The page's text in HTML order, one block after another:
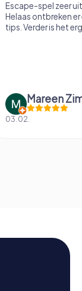
Escape-spel zeer
Helaas ontbreken er
tips. Verder is het
Mareen
03.02.